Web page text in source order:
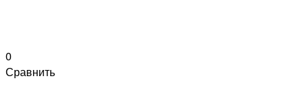
0
Сравнить